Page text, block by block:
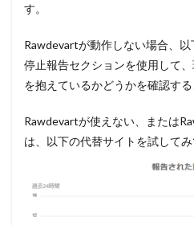
す。
Rawdevartが動作しない場合、
停止報告セクションを使用して
を抱えているかどうかを確認する
Rawdevartが使えない、または
は、以下の代替サイトを試してみ